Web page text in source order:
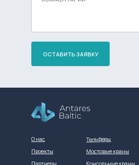
ОСТАВИТЬ ЗАЯВКУ
О нас
Проекты
Партнеры
Тельферы
Мостовые краны
Консольные краны
Разработка сайта